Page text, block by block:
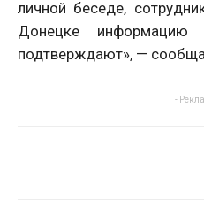
личной беседе,
Донецке информацию
подтверждают», —
-